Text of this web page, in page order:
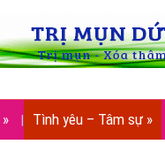
» Tình yêu – Tâm sự »